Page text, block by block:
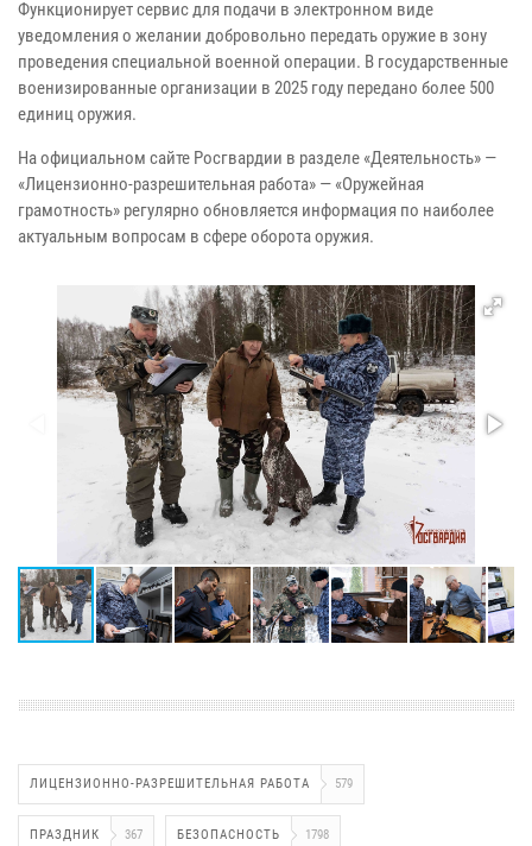
Функционирует сервис для подачи в электронном виде
уведомления о желании добровольно передать оружие в зону
проведения специальной военной операции. В государственные
военизированные организации в 2025 году передано более 500
единиц оружия.
На официальном сайте Росгвардии в разделе «Деятельность» —
«Лицензионно-разрешительная работа» — «Оружейная
грамотность» регулярно обновляется информация по наиболее
актуальным вопросам в сфере оборота оружия.
ЛИЦЕНЗИОННО-РАЗРЕШИТЕЛЬНАЯ РАБОТА 579
ПРАЗДНИК 367 БЕЗОПАСНОСТЬ 1798